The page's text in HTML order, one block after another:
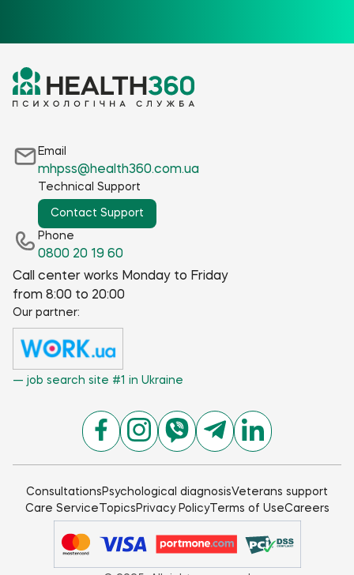
Email
mhpss@health360.com.ua
Technical Support
Contact Support
Our partner:
— job search site #1 in Ukraine
Phone
0800 20 19 60
Call center works Monday to Friday
from 8:00 to 20:00
Consultations Psychological diagnosisVeterans support
Care Service Topics Privacy PolicyTerms of UseCareers